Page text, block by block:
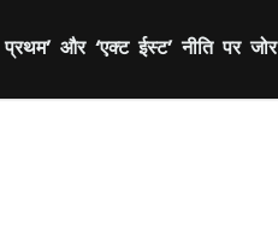
और ‘एक्ट ईस्ट’ नीति पर जोर